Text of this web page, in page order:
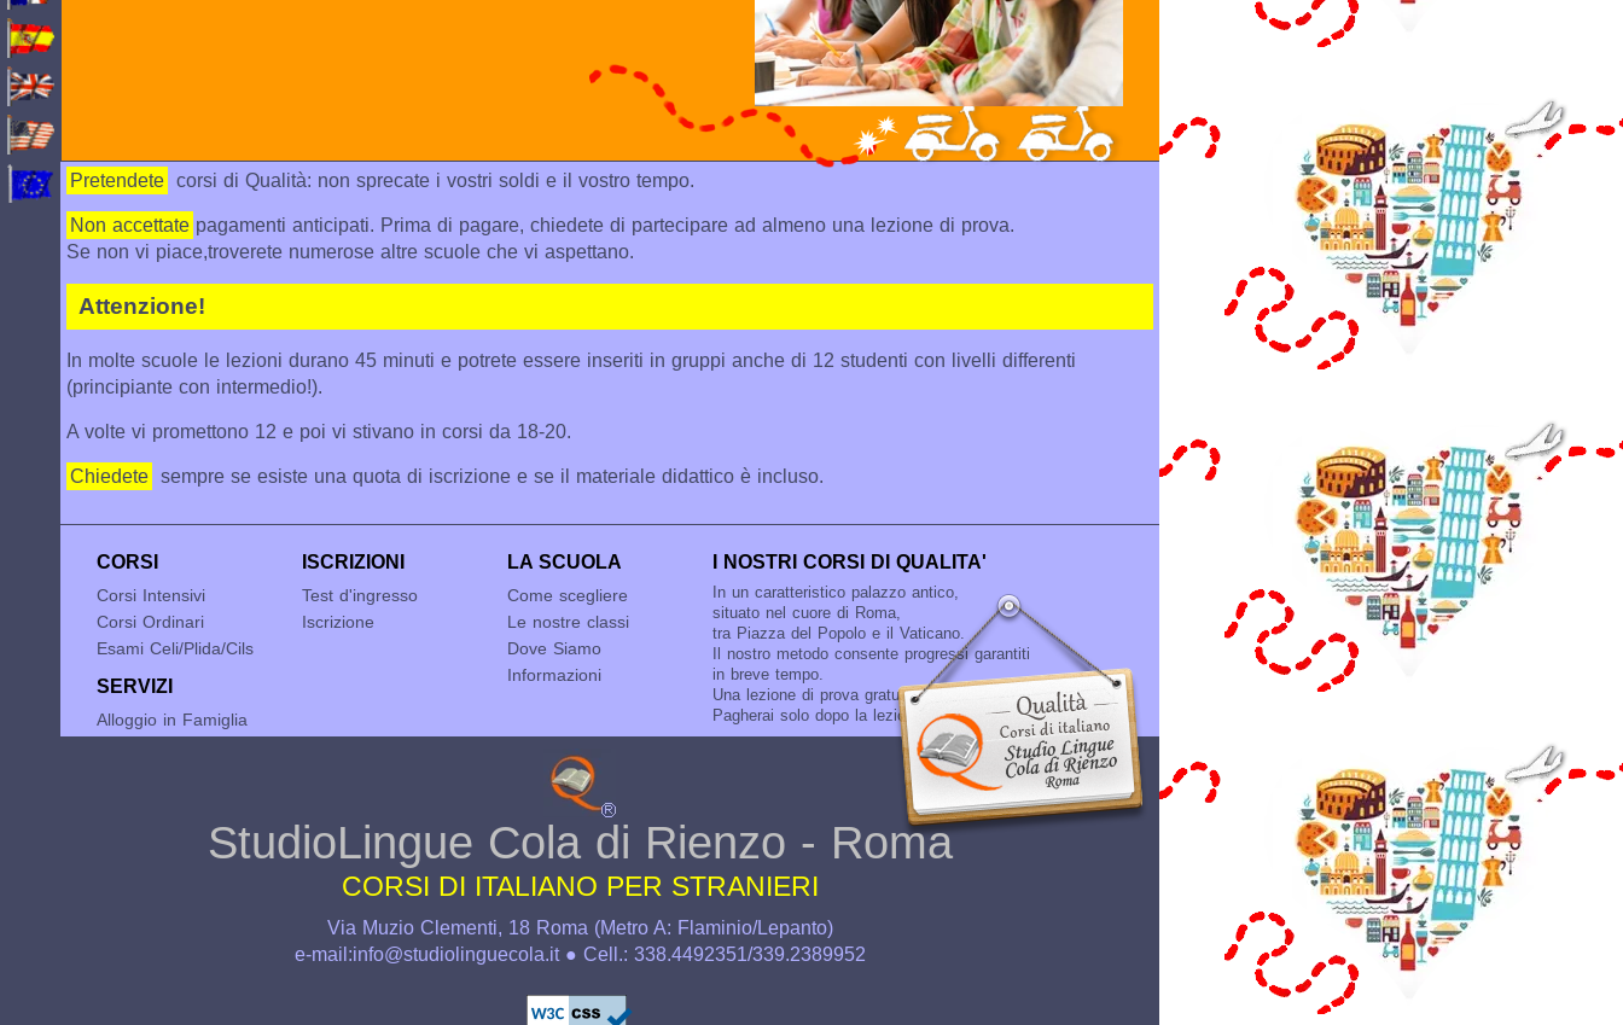
Pretendete corsi di Qualità: non sprecate i vostri soldi e il vostro tempo.
Non accettate pagamenti anticipati. Prima di pagare, chiedete di partecipare ad almeno una lezione di prova.
Se non vi piace,troverete numerose altre scuole che vi aspettano.
Attenzione!
In molte scuole le lezioni durano 45 minuti e potrete essere inseriti in gruppi anche di 12 studenti con livelli differenti
(principiante con intermedio!).
A volte vi promettono 12 e poi vi stivano in corsi da 18-20.
Chiedete sempre se esiste una quota di iscrizione e se il materiale didattico è incluso.
CORSI
Corsi Intensivi
Corsi Ordinari
Esami Celi/Plida/Cils
SERVIZI
Alloggio in Famiglia
ISCRIZIONI
Test d'ingresso
Iscrizione
LA SCUOLA
Come scegliere
Le nostre classi
Dove Siamo
Informazioni
I NOSTRI CORSI DI QUALITA'
In un caratteristico palazzo antico,
situato nel cuore di Roma,
tra Piazza del Popolo e il Vaticano.
Il nostro metodo consente progressi garantiti
in breve tempo.
Una lezione di prova gratuita, senza impegno.
Pagherai solo dopo la lezione di prova.
StudioLingue Cola di Rienzo - Roma
CORSI DI ITALIANO PER STRANIERI
Via Muzio Clementi, 18 Roma (Metro A: Flaminio/Lepanto)
e-mail:info@studiolinguecola.it ● Cell.: 338.4492351/339.2389952